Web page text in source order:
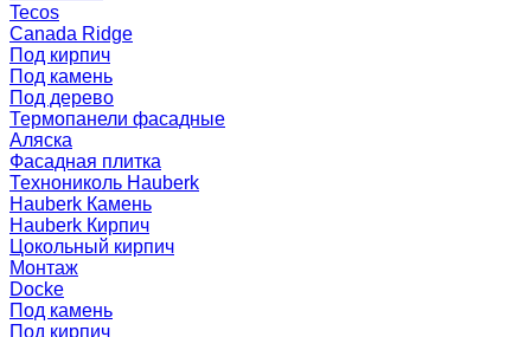
Tecos
Canada Ridge
Под кирпич
Под камень
Под дерево
Термопанели фасадные
Аляска
Фасадная плитка
Технониколь Hauberk
Hauberk Камень
Hauberk Кирпич
Цокольный кирпич
Монтаж
Docke
Под камень
Под кирпич